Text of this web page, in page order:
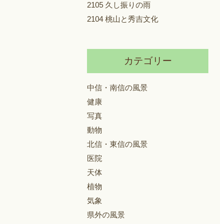
2105 久し振りの雨
2104 桃山と秀吉文化
カテゴリー
中信・南信の風景
健康
写真
動物
北信・東信の風景
医院
天体
植物
気象
県外の風景